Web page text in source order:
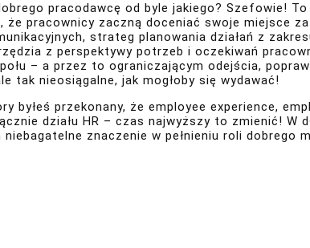
pracodawcę od byle jakiego? Szefowie!
że pracownicy zaczną doceniać swoje miejsce
strateg planowania działań z
z perspektywy potrzeb i oczekiwań
– a przez to ograniczającym odejścia,
tak nieosiągalne, jak mogłoby się wydawać!
byłeś przekonany, że employee experience,
działu HR – czas najwyższy to zmienić! W
znaczenie w pełnieniu roli dobrego